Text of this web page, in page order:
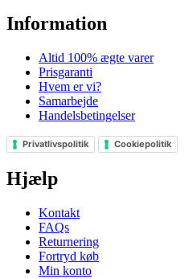
Information
Altid 100% ægte varer
Prisgaranti
Hvem er vi?
Samarbejde
Handelsbetingelser
Privatlivspolitik Cookiepolitik
Hjælp
Kontakt
FAQs
Returnering
Fortryd køb
Min konto